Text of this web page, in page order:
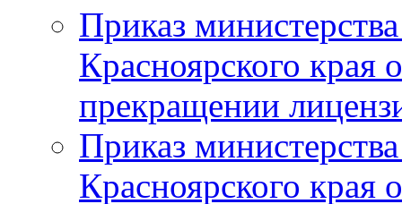
Приказ
Красноярского
прекращении
Приказ
Красноярского